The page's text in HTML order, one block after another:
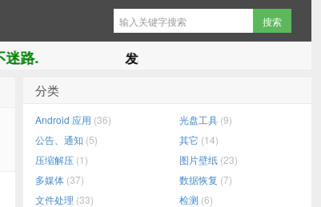
发表垃圾评论和违法信息直接拉黑.
分类
Android 应用 (36) 光盘工具 (9)
公告、通知 (5) 其它 (14)
压缩解压 (1) 图片壁纸 (23)
多媒体 (37) 数据恢复 (7)
文件处理 (33) 检测 (6)